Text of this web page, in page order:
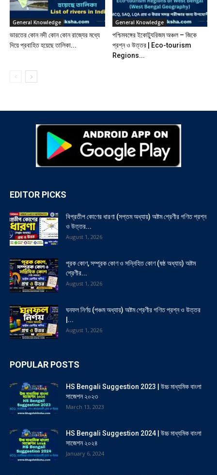
General Knowledge
ভারতের কোন নদী কোন কোন রাজ্যের মধ্যে
দিয়ে প্রবাহিত হয়েছে তালিকা...
General Knowledge
পশ্চিমবঙ্গের ইকোট্যুরিজম অঞ্চল – জিকে
প্রশ্ন ও উত্তর | Eco-tourism
Regions...
EDITOR PICKS
বিপ্রতীপ কোণের ধারণা (সপ্তম অধ্যায়) অষ্টম শ্রেণীর গণিত প্রশ্ন
ও উত্তর...
August 1, 2026
পূরক কোণ, সম্পূরক কোণ ও সন্নিহিত কোণ (ষষ্ঠ অধ্যায়) অষ্টম
শ্রেণীর...
August 1, 2026
ঘনফল নির্ণয় (পঞ্চম অধ্যায়) অষ্টম শ্রেণীর গণিত প্রশ্ন ও উত্তর
|...
August 1, 2026
POPULAR POSTS
HS Bengali Suggestion 2023 | উচ্চ মাধ্যমিক বাংলা
সাজেশন ২০২৩
March 13, 2023
HS Bengali Suggestion 2024 | উচ্চ মাধ্যমিক বাংলা
সাজেশন ২০২৪
January 6, 2024